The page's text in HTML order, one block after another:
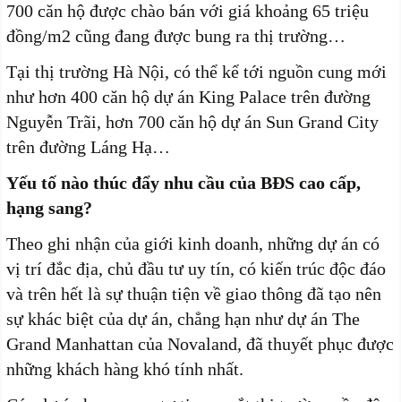
700 căn hộ được chào bán với giá khoảng 65 triệu
đồng/m2 cũng đang được bung ra thị trường…
Tại thị trường Hà Nội, có thể kể tới nguồn cung mới
như hơn 400 căn hộ dự án King Palace trên đường
Nguyễn Trãi, hơn 700 căn hộ dự án Sun Grand City
trên đường Láng Hạ…
Yếu tố nào thúc đẩy nhu cầu của BĐS cao cấp,
hạng sang?
Theo ghi nhận của giới kinh doanh, những dự án có
vị trí đắc địa, chủ đầu tư uy tín, có kiến trúc độc đáo
và trên hết là sự thuận tiện về giao thông đã tạo nên
sự khác biệt của dự án, chẳng hạn như dự án The
Grand Manhattan của Novaland, đã thuyết phục được
những khách hàng khó tính nhất.